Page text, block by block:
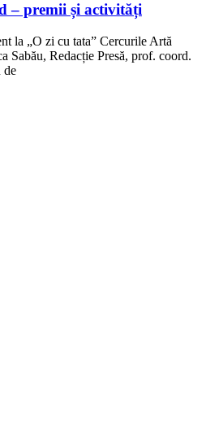
– premii și activități
la „O zi cu tata” Cercurile Artă
Sabău, Redacție Presă, prof. coord.
de